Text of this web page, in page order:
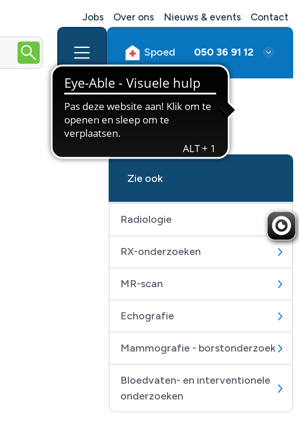
Jobs Over ons Nieuws & events Contact
Spoed 050 36 91 12
Zie ook
Radiologie
RX-onderzoeken
MR-scan
Echografie
Mammografie - borstonderzoek
Bloedvaten- en interventionele
onderzoeken